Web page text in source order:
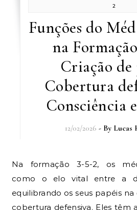
2
Funções do
na
Criação de
Cobertura
Consciência
12/02/2026 - By Lucas
Na formação 3-5-2, os médios-centro servem
como o elo vital entre a
equilibrando os seus papéis
cobertura defensiva. Eles têm